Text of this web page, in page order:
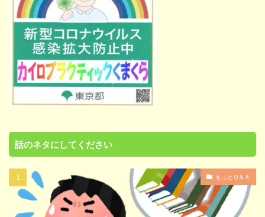
話のネタにしてください
もっとＱ＆Ａ